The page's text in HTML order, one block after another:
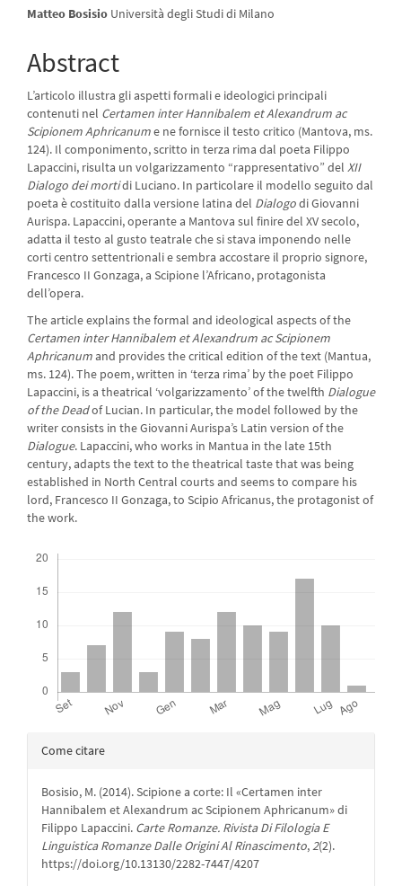
Contenuto
principale
dell'articolo
Matteo Bosisio Università degli Studi di Milano
Abstract
L’articolo illustra gli aspetti formali e ideologici principali
contenuti nel Certamen inter Hannibalem et Alexandrum ac
Scipionem Aphricanume ne fornisce il testo critico (Mantova, ms.
124). Il componimento, scritto in terza rima dal poeta Filippo
Lapaccini, risulta un volgarizzamento “rappresentativo” del XII
Dialogo dei mortidi Luciano. In particolare il modello seguito dal
poeta è costituito dalla versione latina del Dialogodi Giovanni
Aurispa. Lapaccini, operante a Mantova sul finire del XV secolo,
adatta il testo al gusto teatrale che si stava imponendo nelle
corti centro settentrionali e sembra accostare il proprio signore,
Francesco II Gonzaga, a Scipione l’Africano, protagonista
dell’opera.
The article explains the formal and ideological aspects of the
Certamen inter Hannibalem et Alexandrum ac Scipionem
Aphricanumand provides the critical edition of the text (Mantua,
ms. 124). The poem, written in ‘terza rima’ by the poet Filippo
Lapaccini, is a theatrical ‘volgarizzamento’ of the twelfth Dialogue
of the Deadof Lucian. In particular, the model followed by the
writer consists in the Giovanni Aurispa’s Latin version of the
Dialogue. Lapaccini, who works in Mantua in the late 15th
century, adapts the text to the theatrical taste that was being
established in North Central courts and seems to compare his
lord, Francesco II Gonzaga, to Scipio Africanus, the protagonist of
the work.
Dettagli
Come citare
Bosisio, M. (2014). Scipione a corte: Il «Certamen inter
Hannibalem et Alexandrum ac Scipionem Aphricanum» di
Filippo Lapaccini. Carte Romanze. Rivista Di Filologia E
Linguistica Romanze Dalle Origini Al Rinascimento,2(2).
https://doi.org/10.13130/2282-7447/4207